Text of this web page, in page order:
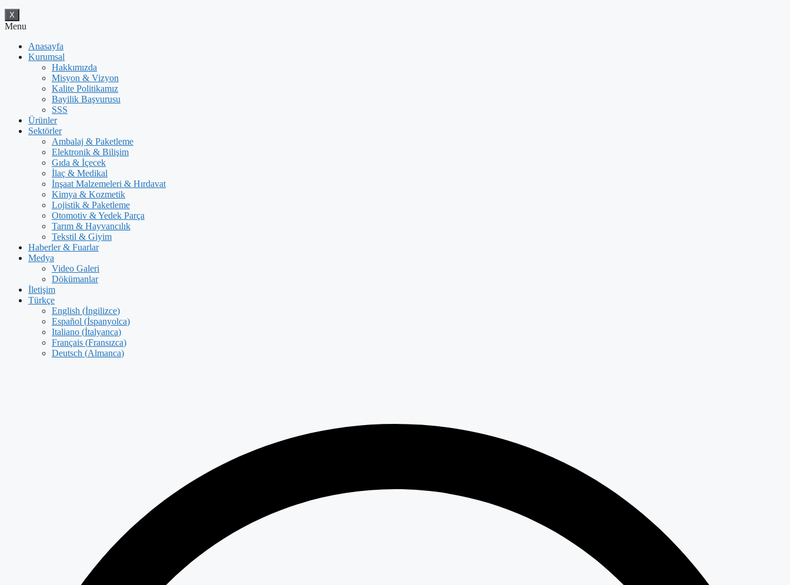
X
Menu
Anasayfa
Kurumsal
Hakkımızda
Misyon & Vizyon
Kalite Politikamız
Bayilik Başvurusu
SSS
Ürünler
Sektörler
Ambalaj & Paketleme
Elektronik & Bilişim
Gıda & İçecek
İlaç & Medikal
İnşaat Malzemeleri & Hırdavat
Kimya & Kozmetik
Lojistik & Paketleme
Otomotiv & Yedek Parça
Tarım & Hayvancılık
Tekstil & Giyim
Haberler & Fuarlar
Medya
Video Galeri
Dökümanlar
İletişim
Türkçe
English (İngilizce)
Español (İspanyolca)
Italiano (İtalyanca)
Français (Fransızca)
Deutsch (Almanca)